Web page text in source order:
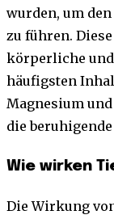
wurden, um
zu führen.
körperliche und
häufigsten
Magnesium
die
Wie wirken
Die Wirkung